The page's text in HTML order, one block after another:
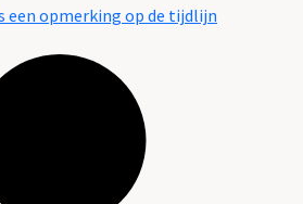
een opmerking op de tijdlijn